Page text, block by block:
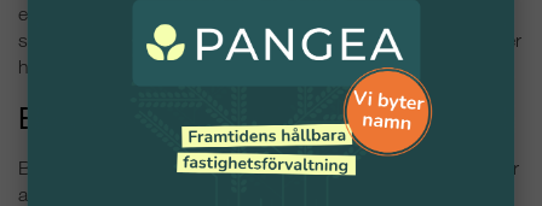
en viktig del av flyttprocessen och ofta ett krav för att
säkerställa att bostaden är i gott skick för de nya boende eller
hyresgäster.
Byggstädning
Byggstädning är en specialiserad tjänst som genomförs efter
att ett byggprojekt är färdigt. Byggstädning innebär att ta